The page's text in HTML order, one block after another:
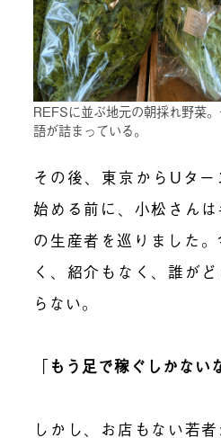
REFSに並ぶ地元の朝採れ野菜
語が詰まっている。
その後、東京からUタ
始める前に、小松さん
の生産者を巡りました
く、紹介もなく、誰が
らない。
「 もう足で稼ぐしかない
しかし、お店もない若